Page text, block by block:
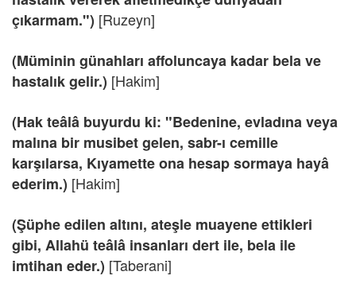
çıkarmam.") [Ruzeyn]
(Müminin günahları affoluncaya kadar bela ve
hastalık gelir.) [Hakim]
(Hak teâlâ buyurdu ki: "Bedenine, evladına veya
malına bir musibet gelen, sabr-ı cemille
karşılarsa, Kıyamette ona hesap sormaya hayâ
ederim.) [Hakim]
(Şüphe edilen altını, ateşle muayene ettikleri
gibi, Allahü teâlâ insanları dert ile, bela ile
imtihan eder.) [Taberani]